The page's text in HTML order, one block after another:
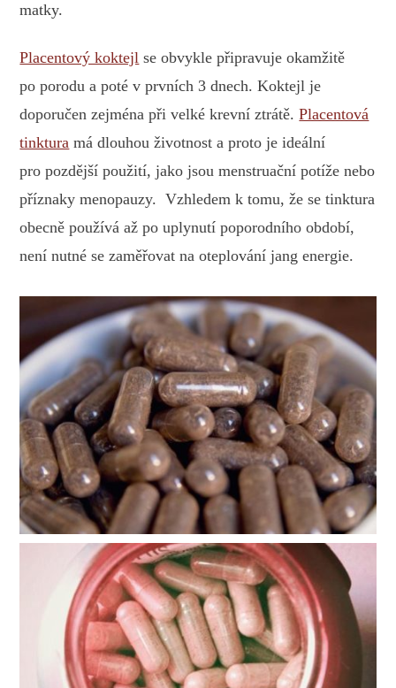
matky.
Placentový koktejl se obvykle připravuje okamžitě
po porodu a poté v prvních 3 dnech. Koktejl je
doporučen zejména při velké krevní ztrátě.Placentová
tinktura má dlouhou životnost a proto je ideální
pro pozdější použití, jako jsou menstruační potíže nebo
příznaky menopauzy. Vzhledem k tomu, že se tinktura
obecně používá až po uplynutí poporodního období,
není nutné se zaměřovat na oteplování jang energie.